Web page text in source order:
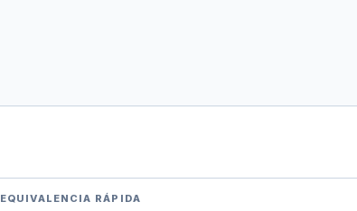
EQUIVALENCIA RÁPIDA